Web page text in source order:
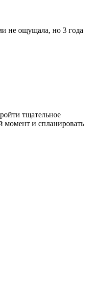
не ощущала, но 3 года
тщательное
момент и спланировать